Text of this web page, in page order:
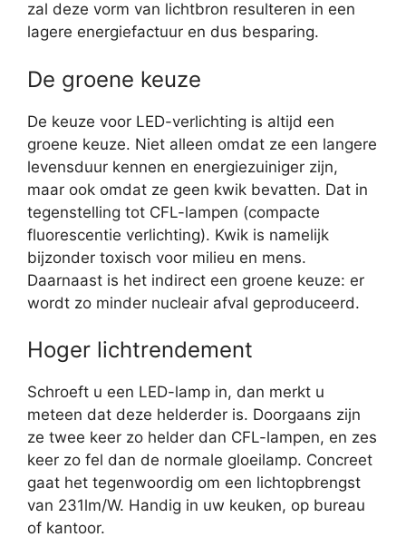
zal deze vorm van lichtbron resulteren in een
lagere energiefactuur en dus besparing.
De groene keuze
De keuze voor LED-verlichting is altijd een
groene keuze. Niet alleen omdat ze een langere
levensduur kennen en energiezuiniger zijn,
maar ook omdat ze geen kwik bevatten. Dat in
tegenstelling tot CFL-lampen (compacte
fluorescentie verlichting). Kwik is namelijk
bijzonder toxisch voor milieu en mens.
Daarnaast is het indirect een groene keuze: er
wordt zo minder nucleair afval geproduceerd.
Hoger lichtrendement
Schroeft u een LED-lamp in, dan merkt u
meteen dat deze helderder is. Doorgaans zijn
ze twee keer zo helder dan CFL-lampen, en zes
keer zo fel dan de normale gloeilamp. Concreet
gaat het tegenwoordig om een lichtopbrengst
van 231lm/W. Handig in uw keuken, op bureau
of kantoor.